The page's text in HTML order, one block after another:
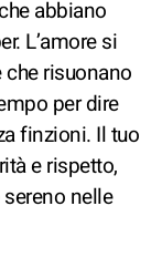
abbiano
L’amore si
risuonano
per dire
finzioni. Il tuo
e rispetto,
nelle